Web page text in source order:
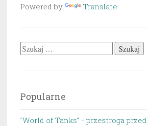
Powered by Translate
Szukaj:
Popularne
"World of Tanks" - przestroga przed